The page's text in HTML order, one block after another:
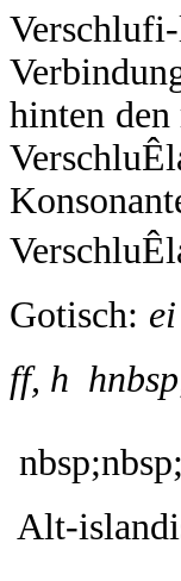
hinten den
Gotisch: ei
ff, h 

 Alt-